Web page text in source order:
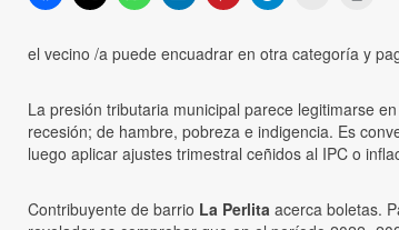
el vecino /a puede encuadrar en otra categoría y
La presión tributaria municipal parece legitimarse
recesión; de hambre, pobreza e indigencia. Es
luego aplicar ajustes trimestral ceñidos al IPC o
Contribuyente de barrio La Perlita acerca boletas.